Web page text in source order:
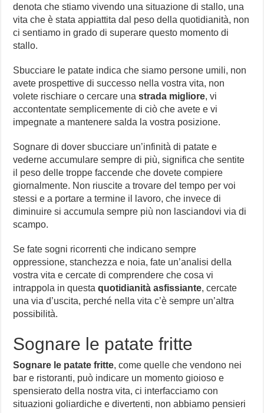
denota che stiamo vivendo una situazione di stallo, una
vita che è stata appiattita dal peso della quotidianità, non
ci sentiamo in grado di superare questo momento di
stallo.
Sbucciare le patate indica che siamo persone umili, non
avete prospettive di successo nella vostra vita, non
volete rischiare o cercare una strada migliore, vi
accontentate semplicemente di ciò che avete e vi
impegnate a mantenere salda la vostra posizione.
Sognare di dover sbucciare un’infinità di patate e
vederne accumulare sempre di più, significa che sentite
il peso delle troppe faccende che dovete compiere
giornalmente. Non riuscite a trovare del tempo per voi
stessi e a portare a termine il lavoro, che invece di
diminuire si accumula sempre più non lasciandovi via di
scampo.
Se fate sogni ricorrenti che indicano sempre
oppressione, stanchezza e noia, fate un’analisi della
vostra vita e cercate di comprendere che cosa vi
intrappola in questa quotidianità asfissiante, cercate
una via d’uscita, perché nella vita c’è sempre un’altra
possibilità.
Sognare le patate fritte
Sognare le patate fritte, come quelle che vendono nei
bar e ristoranti, può indicare un momento gioioso e
spensierato della nostra vita, ci interfacciamo con
situazioni goliardiche e divertenti, non abbiamo pensieri